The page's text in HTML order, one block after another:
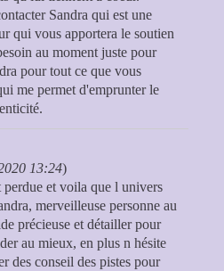
Sandra qui est une
qui vous apportera le soutien
au moment juste pour
pour tout ce que vous
me permet d'emprunter le
13:24)
perdue et voila que l univers
merveilleuse personne au
précieuse et détailler pour
au mieux, en plus n hésite
des conseil des pistes pour